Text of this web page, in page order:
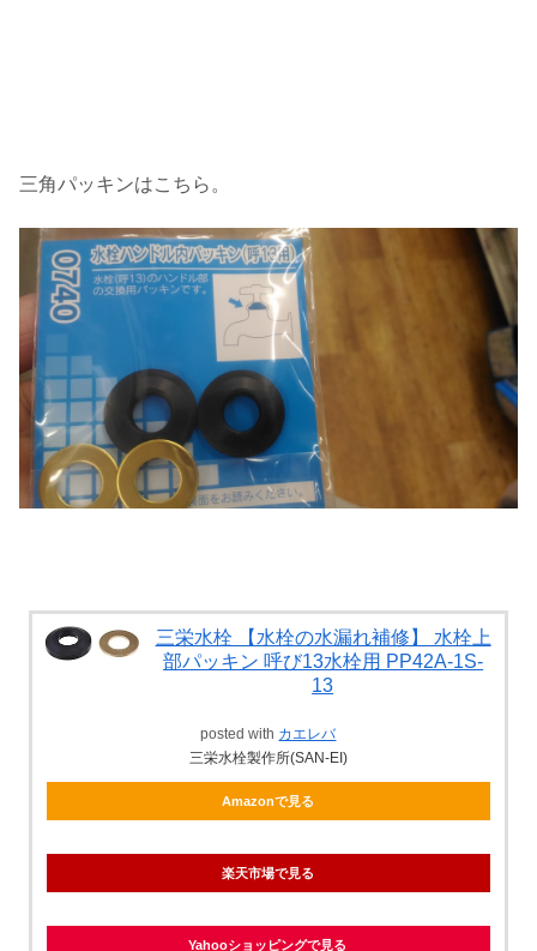
三角パッキンはこちら。
三栄水栓 【水栓の水漏れ補修】 水栓上
部パッキン 呼び13水栓用 PP42A-1S-
13
posted with カエレバ
三栄水栓製作所(SAN-EI)
Amazonで見る
楽天市場で見る
Yahooショッピングで見る